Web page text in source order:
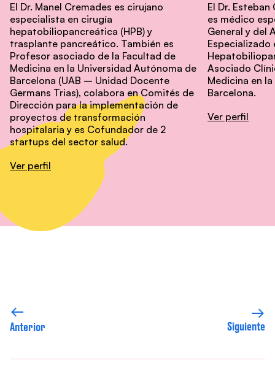
El Dr. Manel Cremades es cirujano
especialista en cirugía
hepatobiliopancreática (HPB) y
trasplante pancreático. También es
Profesor asociado de la Facultad de
Medicina en la Universidad Autónoma de
Barcelona (UAB – Unidad Docente
Germans Trias), colabora en Comités de
Dirección para la implementación de
proyectos de transformación
hospitalaria y es Cofundador de 2
startups del sector salud.
Ver perfil
El Dr.
es médico
General y del
Especializado
Asociado
Medicina en
Barcelona.
Ver perfil
Anterior Siguiente